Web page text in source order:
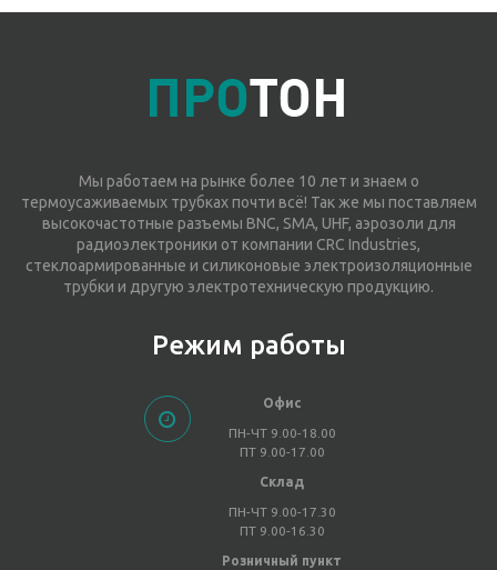
Мы работаем на рынке более 10 лет и знаем о
термоусаживаемых трубках почти всё! Так же мы поставляем
высокочастотные разъемы BNC, SMA, UHF, аэрозоли для
радиоэлектроники от компании CRC Industries,
стеклоармированные и силиконовые электроизоляционные
трубки и другую электротехническую продукцию.
Режим работы
Офис
ПН-ЧТ 9.00-18.00
ПТ 9.00-17.00
Склад
ПН-ЧТ 9.00-17.30
ПТ 9.00-16.30
Розничный пункт